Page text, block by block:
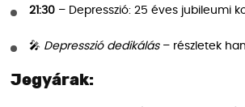
21:30 – Depresszió: 25 éves jubileumi
🎤 Depresszió dedikálás– részletek
Jegyárak: